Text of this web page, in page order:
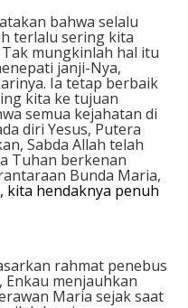
bahwa selalu
terlalu sering kita
mungkinlah hal itu
janji-Nya,
Ia tetap berbaik
kita ke tujuan
semua kejahatan di
diri Yesus, Putera
Sabda Allah telah
Tuhan berkenan
Bunda Maria,
hendaknya penuh
rahmat penebus
Enkau menjauhkan
Maria sejak saat